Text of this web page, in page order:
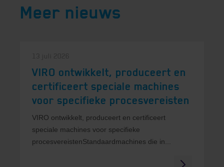
Meer nieuws
VIRO ontwikkelt, produceert en
certificeert speciale machines
voor specifieke procesvereisten
VIRO ontwikkelt, produceert en certificeert
speciale machines voor specifieke
procesvereistenStandaardmachines die in...